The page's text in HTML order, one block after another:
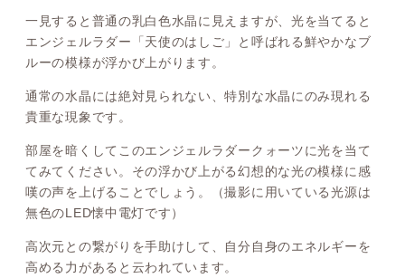
一見すると普通の乳白色水晶に見えますが、光を当てると
エンジェルラダー「天使のはしご」と呼ばれる鮮やかなブ
ルーの模様が浮かび上がります。
通常の水晶には絶対見られない、特別な水晶にのみ現れる
貴重な現象です。
部屋を暗くしてこのエンジェルラダークォーツに光を当て
てみてください。その浮かび上がる幻想的な光の模様に感
嘆の声を上げることでしょう。（撮影に用いている光源は
無色のLED懐中電灯です）
高次元との繋がりを手助けして、自分自身のエネルギーを
高める力があると云われています。